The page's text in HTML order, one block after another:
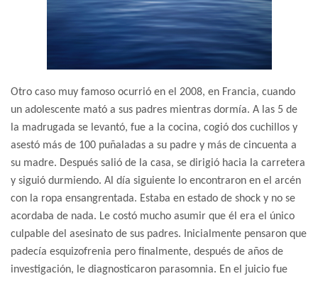
Otro caso muy famoso ocurrió en el 2008, en Francia, cuando
un adolescente mató a sus padres mientras dormía. A las 5 de
la madrugada se levantó, fue a la cocina, cogió dos cuchillos y
asestó más de 100 puñaladas a su padre y más de cincuenta a
su madre. Después salió de la casa, se dirigió hacia la carretera
y siguió durmiendo. Al día siguiente lo encontraron en el arcén
con la ropa ensangrentada. Estaba en estado de shock y no se
acordaba de nada. Le costó mucho asumir que él era el único
culpable del asesinato de sus padres. Inicialmente pensaron que
padecía esquizofrenia pero finalmente, después de años de
investigación, le diagnosticaron parasomnia. En el juicio fue